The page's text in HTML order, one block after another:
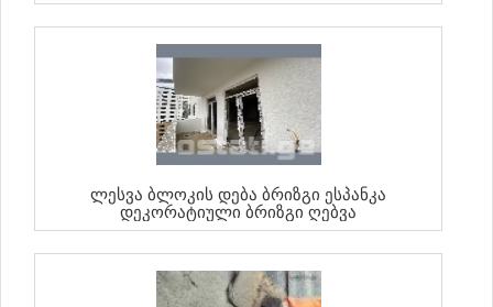
Ლესვა Ბლოკის Დება Ბრიზგი Ესპანკა
Დეკორატიული Ბრიზგი Ღებვა